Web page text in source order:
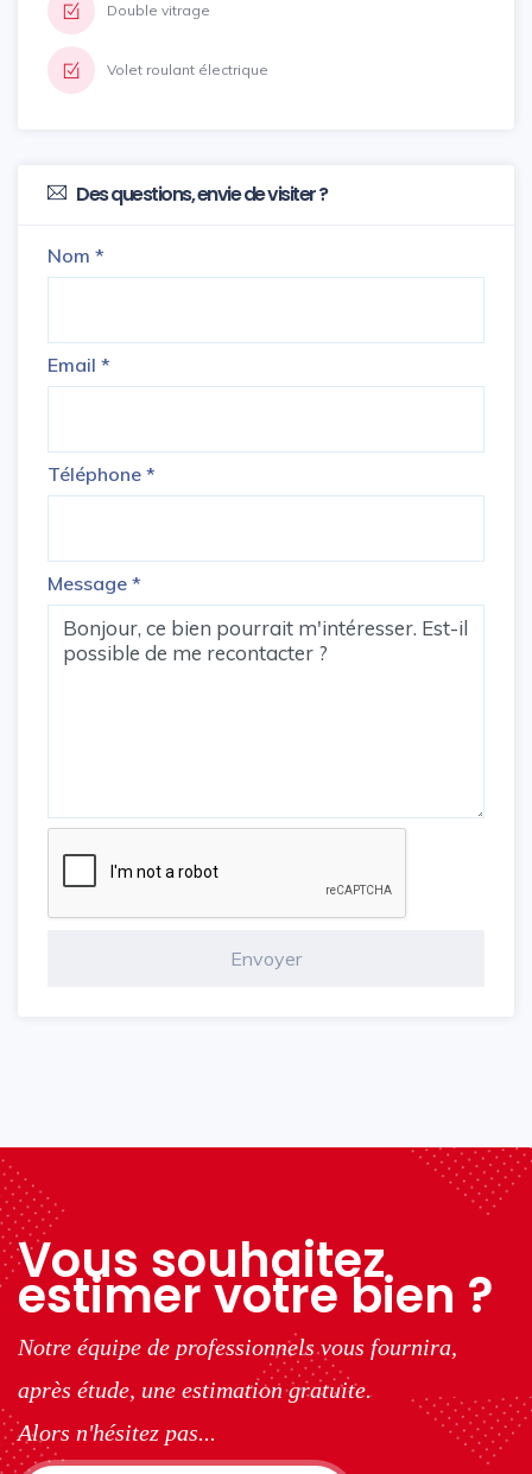
Double vitrage
Volet roulant électrique
Des questions, envie de visiter ?
Nom *
Email *
Téléphone *
Message *
Vous souhaitez
estimer votre bien ?
Notre équipe de professionnels vous fournira,
après étude, une estimation gratuite.
Alors n'hésitez pas...